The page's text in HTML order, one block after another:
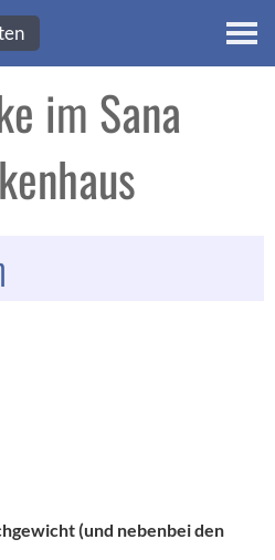
im Sana
(und nebenbei den